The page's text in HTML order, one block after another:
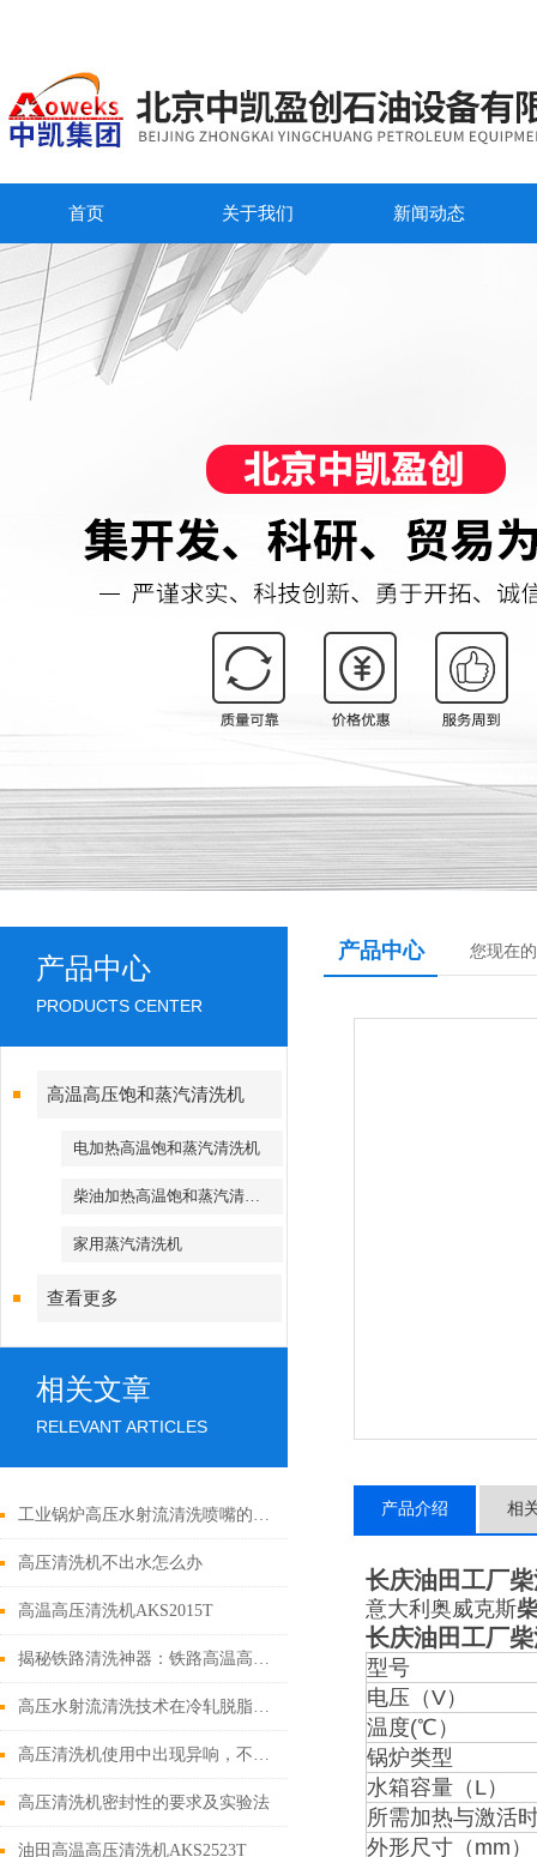
首页 关于我们 新闻动态
产品中心
PRODUCTS CENTER
高温高压饱和蒸汽清洗机
电加热高温饱和蒸汽清洗机
柴油加热高温饱和蒸汽清洗机
家用蒸汽清洗机
查看更多
相关文章
RELEVANT ARTICLES
工业锅炉高压水射流清洗喷嘴的合理结构设计
高压清洗机不出水怎么办
高温高压清洗机AKS2015T
揭秘铁路清洗神器：铁路高温高压清洗机的神奇功能
高压水射流清洗技术在冷轧脱脂工艺中的应用
高压清洗机使用中出现异响，不要害怕！可能是这三种情况其中之一
高压清洗机密封性的要求及实验法
油田高温高压清洗机AKS2523T
产品中心 您现在
产品介绍 相
长庆油田工厂
意大利奥威克斯
长庆油田工厂
型号
电压（V）
温度(℃）
锅炉类型
水箱容量（L）
所需加热与激活
外形尺寸（mm）